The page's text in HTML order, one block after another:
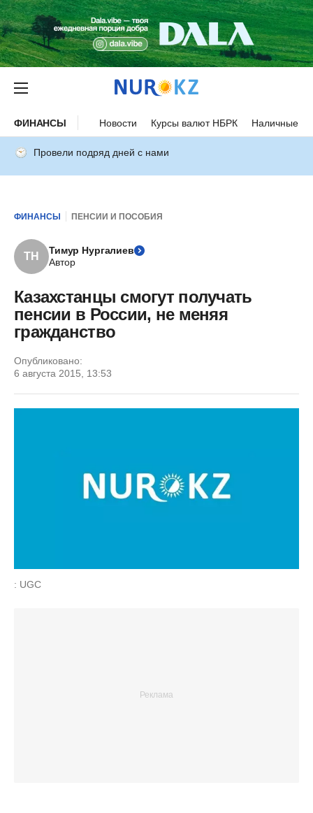
ФИНАНСЫ Новости Курсы валют НБРК Наличные
Провели подряд дней с нами
ФИНАНСЫ ПЕНСИИ И ПОСОБИЯ
ТН
Тимур Нургалиев
Автор
Казахстанцы смогут получать
пенсии в России, не меняя
гражданство
Опубликовано:
6 августа 2015, 13:53
: UGC